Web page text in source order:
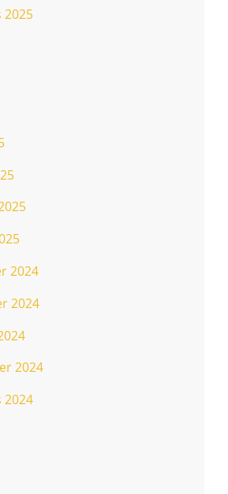
2025
2024
2024
2024
2024